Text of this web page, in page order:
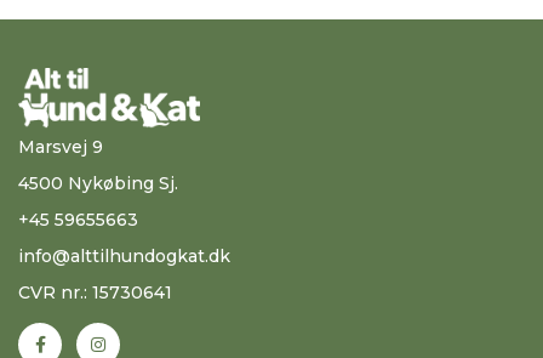
Marsvej 9
4500 Nykøbing Sj.
+45 59655663
info@alttilhundogkat.dk
CVR nr.: 15730641